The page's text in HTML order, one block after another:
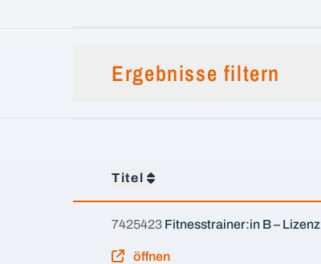
Ergebnisse filtern
Titel
7425423 Fitnesstrainer:in B – Lizenz
öffnen